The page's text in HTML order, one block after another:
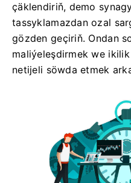
çäklendiriň, demo
tassyklamazdan ozal
gözden geçiriň. Ondan
maliýeleşdirmek we
netijeli söwda etmek